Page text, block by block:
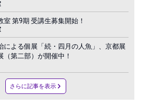
第9期 受講生募集開始！
による個展「続・四月の人魚」、京都展
（第二部）が開催中！
さらに記事を表示